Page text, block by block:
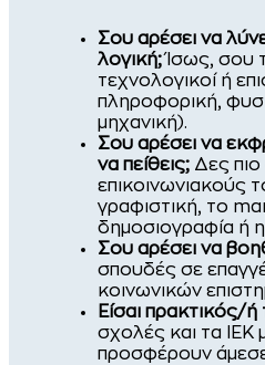
Σου αρέσει να
λογική;Ίσως, σου
τεχνολογικοί ή
πληροφορική,
μηχανική).
Σου αρέσει να
να πείθεις; Δες πιο
επικοινωνιακούς
γραφιστική, το
δημοσιογραφία ή
Σου αρέσει να
σπουδές σε
κοινωνικών
Είσαι πρακτικός/ή
σχολές και τα ΙΕΚ
προσφέρουν